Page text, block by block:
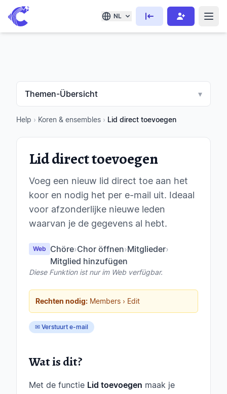
NL
Themen-Übersicht ▾
Help › Koren & ensembles › Lid direct toevoegen
Lid direct toevoegen
Voeg een nieuw lid direct toe aan het
koor en nodig het per e-mail uit. Ideaal
voor afzonderlijke nieuwe leden
waarvan je de gegevens al hebt.
Web Chöre›Chor öffnen›Mitglieder›
Mitglied hinzufügen
Diese Funktion ist nur im Web verfügbar.
Rechten nodig: Members › Edit
✉ Verstuurt e-mail
Wat is dit?
Met de functie Lid toevoegen maak je